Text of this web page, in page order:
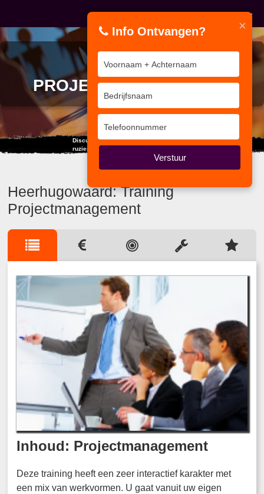
TRAINING
PROJECTMANAGEMENT
Discussiëren is kennis uitwisselen,
ruziemaken is onwetendheid uitwisselen.
Heerhugowaard: Training
Projectmanagement
Inhoud: Projectmanagement
Deze training heeft een zeer interactief karakter met
een mix van werkvormen. U gaat vanuit uw eigen
×
Info Ontvangen?
Verstuur